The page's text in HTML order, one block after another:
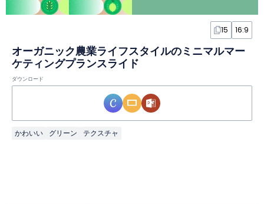
15 16:9
オーガニック農業ライフスタイルのミニマルマー
ケティングプランスライド
ダウンロード
かわいい グリーン テクスチャ